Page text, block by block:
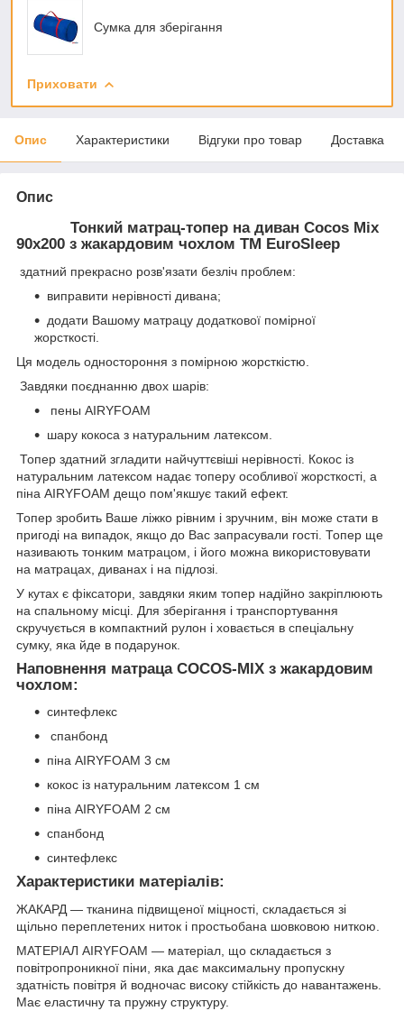
Сумка для зберігання
Приховати
Опис Характеристики Відгуки про товар Доставка
Опис
Тонкий матрац-топер на диван Cocos Mix
90x200 з жакардовим чохлом ТМ EuroSleep
здатний прекрасно розв'язати безліч проблем:
виправити нерівності дивана;
додати Вашому матрацу додаткової помірної
жорсткості.
Ця модель одностороння з помірною жорсткістю.
Завдяки поєднанню двох шарів:
пены AIRYFOAM
шару кокоса з натуральним латексом.
Топер здатний згладити найчуттєвіші нерівності. Кокос із
натуральним латексом надає топеру особливої жорсткості, а
піна AIRYFOAM дещо пом'якшує такий ефект.
Топер зробить Ваше ліжко рівним і зручним, він може стати в
пригоді на випадок, якщо до Вас запрасували гості. Топер ще
називають тонким матрацом, і його можна використовувати
на матрацах, диванах і на підлозі.
У кутах є фіксатори, завдяки яким топер надійно закріплюють
на спальному місці. Для зберігання і транспортування
скручується в компактний рулон і ховається в спеціальну
сумку, яка йде в подарунок.
Наповнення матраца COCOS-MIX з жакардовим
чохлом:
синтефлекс
спанбонд
піна AIRYFOAM 3 см
кокос із натуральним латексом 1 см
піна AIRYFOAM 2 см
спанбонд
синтефлекс
Характеристики матеріалів:
ЖАКАРД — тканина підвищеної міцності, складається зі
щільно переплетених ниток і простьобана шовковою ниткою.
МАТЕРІАЛ AIRYFOAM — матеріал, що складається з
повітропроникної піни, яка дає максимальну пропускну
здатність повітря й водночас високу стійкість до навантажень.
Має еластичну та пружну структуру.